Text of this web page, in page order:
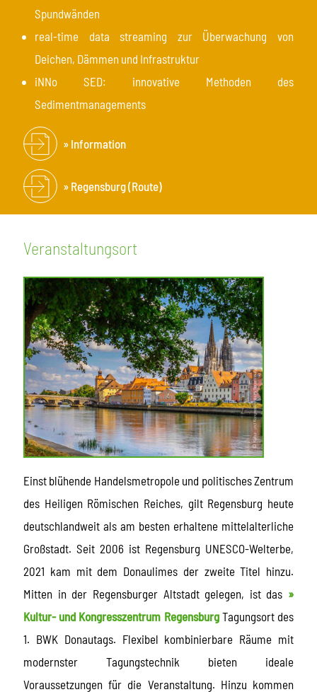
Spundwänden
real-time data streaming zur Überwachung von
Deichen, Dämmen und Infrastruktur
iNNo SED: innovative Methoden des
Sedimentmanagements
Information
Regensburg (Route)
Veranstaltungsort
Einst blühende Handelsmetropole und politisches Zentrum
des Heiligen Römischen Reiches, gilt Regensburg heute
deutschlandweit als am besten erhaltene mittelalterliche
Großstadt. Seit 2006 ist Regensburg UNESCO-Welterbe,
2021 kam mit dem Donaulimes der zweite Titel hinzu.
Mitten in der Regensburger Altstadt gelegen, ist das »
Kultur- und Kongresszentrum RegensburgTagungsort des
1. BWK Donautags. Flexibel kombinierbare Räume mit
modernster Tagungstechnik bieten ideale
Voraussetzungen für die Veranstaltung. Hinzu kommen